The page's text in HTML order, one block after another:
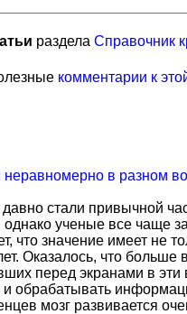
раздела Справочник
комментарии к
в разном
стали привычной
однако ученые все чаще
что значение имеет не
Оказалось, что
перед экранами в эти
и обрабатывать
мозг развивается